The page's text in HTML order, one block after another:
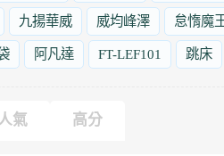
九揚華威 威均峰澤 怠惰魔
阿凡達 FT-LEF101 跳床
氣 高分